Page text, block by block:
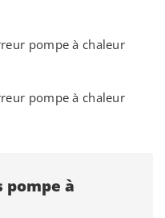
pompe à chaleur
pompe à chaleur
pompe à